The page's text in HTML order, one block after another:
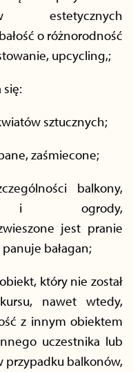
estetycznych
o różnorodność
upcycling,;
się:
sztucznych;
zaśmiecone;
balkony,
i ogrody,
jest pranie
bałagan;
który nie został
nawet wtedy,
z innym obiektem
uczestnika lub
przypadku balkonów,